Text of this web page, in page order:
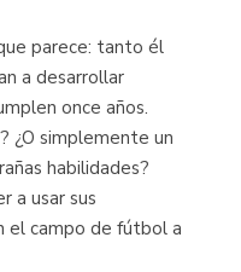
parece: tanto él
a desarrollar
once años.
¿O simplemente un
habilidades?
a usar sus
el campo de fútbol a